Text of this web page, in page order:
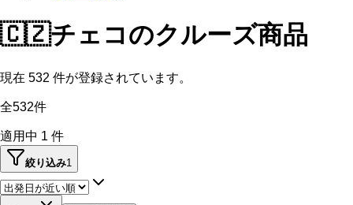
🇨🇿チェコのクルーズ商品
現在 532 件が登録されています。
全532件
適用中 1 件
絞り込み1